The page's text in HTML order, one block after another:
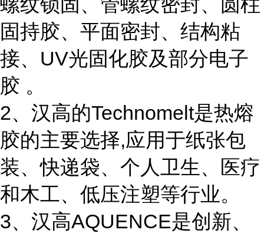
固持胶、平面密封、结构粘
接、UV光固化胶及部分电子
胶 。
2、汉高的Technomelt是热熔
胶的主要选择,应用于纸张包
装、快递袋、个人卫生、医疗
和木工、低压注塑等行业。
3、汉高AQUENCE是创新、